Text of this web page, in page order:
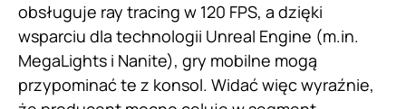
obsługuje ray tracing w 120 FPS, a dzięki
wsparciu dla technologii Unreal Engine (m.in.
MegaLights i Nanite), gry mobilne mogą
przypominać te z konsol. Widać więc wyraźnie,